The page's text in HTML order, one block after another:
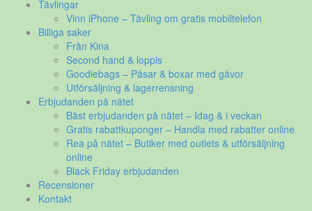
Tävlingar
Vinn iPhone – Tävling om gratis mobiltelefon
Billiga saker
Från Kina
Second hand & loppis
Goodiebags – Påsar & boxar med gåvor
Utförsäljning & lagerrensning
Erbjudanden på nätet
Bäst erbjudanden på nätet – Idag & i veckan
Gratis rabattkuponger – Handla med rabatter online
Rea på nätet – Butiker med outlets & utförsäljning
online
Black Friday erbjudanden
Recensioner
Kontakt